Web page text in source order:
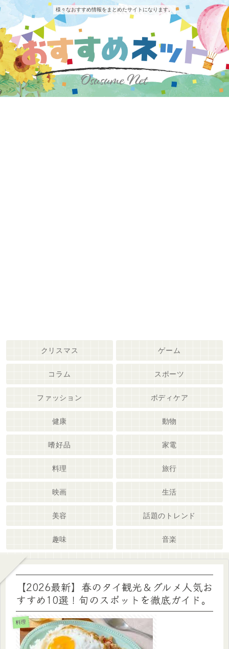
様々なおすすめ情報をまとめたサイトになります。
クリスマス ゲーム
コラム スポーツ
ファッション ボディケア
健康 動物
嗜好品 家電
料理 旅行
映画 生活
美容 話題のトレンド
趣味 音楽
【2026最新】春のタイ観光＆グルメ人気お
すすめ10選！旬のスポットを徹底ガイド。
料理